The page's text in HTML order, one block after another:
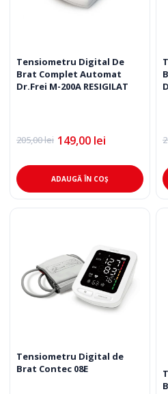
Tensiometru Digital De
Brat Complet Automat
Dr.Frei M-200A RESIGILAT
205,00lei
Prețul
a
fost:
205,00 lei.
149,00 lei
Prețul
este:
149,00 lei.ADAUGĂ ÎN COȘ
a
Tensiometru Digital de
Brat Contec 08E